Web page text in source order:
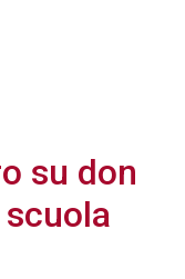
su don